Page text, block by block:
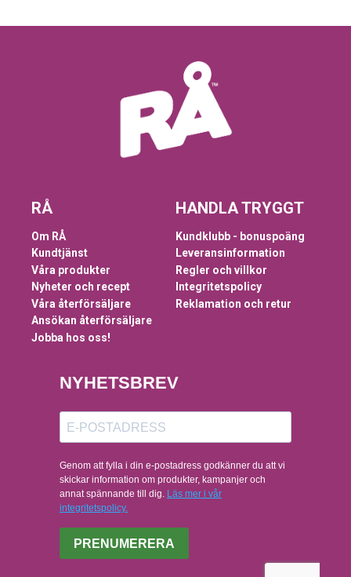
RÅ
Om RÅ
Kundtjänst
Våra produkter
Nyheter och recept
Våra återförsäljare
Ansökan återförsäljare
Jobba hos oss!
HANDLA TRYGGT
Kundklubb - bonuspoäng
Leveransinformation
Regler och villkor
Integritetspolicy
Reklamation och retur